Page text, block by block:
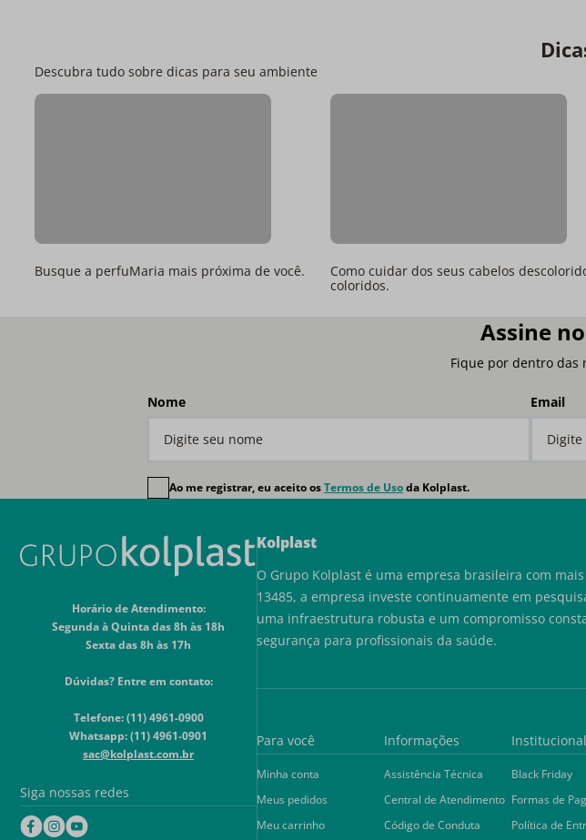
Descubra tudo sobre dicas para seu ambiente
Busque a perfuMaria mais próxima de você.
Como cuidar dos seus cabelos
coloridos.
Assine
Fique por dentro das
Nome Email
Ao me registrar, eu aceito osTermos de Usoda Kolplast.
Horário de Atendimento:
Segunda à Quinta das 8h às 18h
Sexta das 8h às 17h
Dúvidas? Entre em contato:
Telefone: (11) 4961-0900
Whatsapp: (11) 4961-0901
sac@kolplast.com.br
Siga nossas redes
Kolplast
O Grupo Kolplast é uma empresa brasileira com
13485, a empresa investe continuamente em
uma infraestrutura robusta e um compromisso
segurança para profissionais da saúde.
Para você
Minha conta
Meus pedidos
Meu carrinho
Informações
Assistência Técnica
Central de Atendimento
Código de Conduta
Institucional
Black Friday
Formas de
Política de